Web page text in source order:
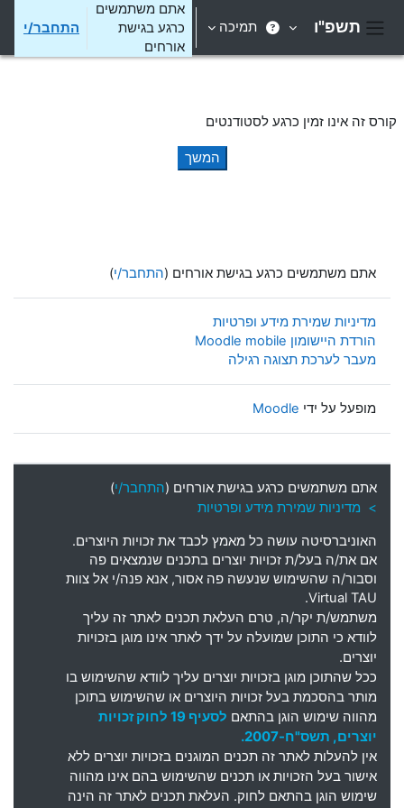
תשפ"ו תמיכה
אתם משתמשים
כרגע בגישת
אורחים
התחבר/י
קורס זה אינו זמין כרגע לסטודנטים
המשך
אתם משתמשים כרגע בגישת אורחים (התחבר/י)
מדיניות שמירת מידע ופרטיות
הורדת היישומון Moodle mobile
מעבר לערכת תצוגה רגילה
מופעל על ידי Moodle
אתם משתמשים כרגע בגישת אורחים (התחבר/י)
> מדיניות שמירת מידע ופרטיות
האוניברסיטה עושה כל מאמץ לכבד את זכויות היוצרים.
אם את/ה בעל/ת זכויות יוצרים בתכנים שנמצאים פה
וסבור/ה שהשימוש שנעשה פה אסור, אנא פנה/י אל צוות
Virtual TAU.
משתמש/ת יקר/ה, טרם העלאת תכנים לאתר זה עליך
לוודא כי התוכן שמועלה על ידך לאתר אינו מוגן בזכויות
יוצרים.
ככל שהתוכן מוגן בזכויות יוצרים עליך לוודא שהשימוש בו
מותר בהסכמת בעל זכויות היוצרים או שהשימוש בתוכן
מהווה שימוש הוגן בהתאם
לסעיף 19 לחוק זכויות
יוצרים, תשס"ח-2007.
אין להעלות לאתר זה תכנים המוגנים בזכויות יוצרים ללא
אישור בעל הזכויות או תכנים שהשימוש בהם אינו מהווה
שימוש הוגן בהתאם לחוק. העלאת תכנים לאתר זה הינה